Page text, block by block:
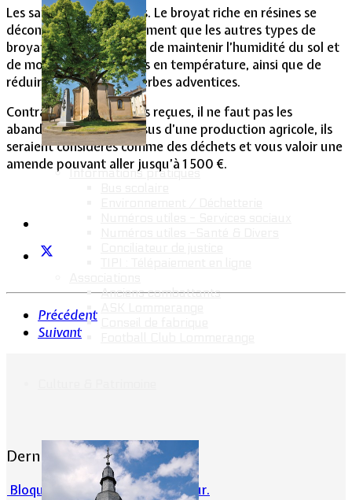
Informations pratiques
Anciens combattants
Les sapins seront broyés. Le broyat riche en résines se
décomposera plus lentement que les autres types de
broyat et aura le mérite de maintenir l’humidité du sol et
de modérer ses montées en température, ainsi que de
réduire la pousse des herbes adventices.
Contrairement aux idées reçues, il ne faut pas les
abandonner en forêt. Issus d’une production agricole, ils
seraient considérés comme des déchets et vous valoir une
amende pouvant aller jusqu’à 1 500 €.
Précédent
Suivant
Dernières actualités
Bloqué en forêt. Cherchez l’erreur.